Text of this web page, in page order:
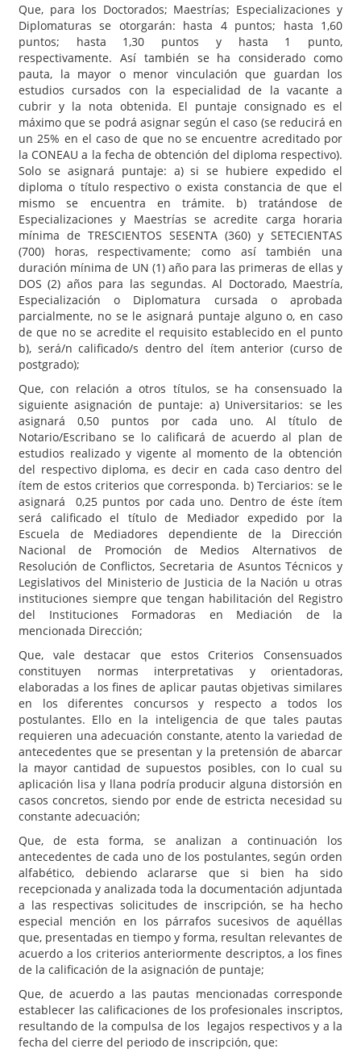
Que, para los Doctorados; Maestrías; Especializaciones y
Diplomaturas se otorgarán: hasta 4 puntos; hasta 1,60
puntos; hasta 1,30 puntos y hasta 1 punto,
respectivamente. Así también se ha considerado como
pauta, la mayor o menor vinculación que guardan los
estudios cursados con la especialidad de la vacante a
cubrir y la nota obtenida. El puntaje consignado es el
máximo que se podrá asignar según el caso (se reducirá en
un 25% en el caso de que no se encuentre acreditado por
la CONEAU a la fecha de obtención del diploma respectivo).
Solo se asignará puntaje: a) si se hubiere expedido el
diploma o título respectivo o exista constancia de que el
mismo se encuentra en trámite. b) tratándose de
Especializaciones y Maestrías se acredite carga horaria
mínima de TRESCIENTOS SESENTA (360) y SETECIENTAS
(700) horas, respectivamente; como así también una
duración mínima de UN (1) año para las primeras de ellas y
DOS (2) años para las segundas. Al Doctorado, Maestría,
Especialización o Diplomatura cursada o aprobada
parcialmente, no se le asignará puntaje alguno o, en caso
de que no se acredite el requisito establecido en el punto
b), será/n calificado/s dentro del ítem anterior (curso de
postgrado);
Que, con relación a otros títulos, se ha consensuado la
siguiente asignación de puntaje: a) Universitarios: se les
asignará 0,50 puntos por cada uno. Al título de
Notario/Escribano se lo calificará de acuerdo al plan de
estudios realizado y vigente al momento de la obtención
del respectivo diploma, es decir en cada caso dentro del
ítem de estos criterios que corresponda. b) Terciarios: se le
asignará 0,25 puntos por cada uno. Dentro de éste ítem
será calificado el título de Mediador expedido por la
Escuela de Mediadores dependiente de la Dirección
Nacional de Promoción de Medios Alternativos de
Resolución de Conflictos, Secretaria de Asuntos Técnicos y
Legislativos del Ministerio de Justicia de la Nación u otras
instituciones siempre que tengan habilitación del Registro
del Instituciones Formadoras en Mediación de la
mencionada Dirección;
Que, vale destacar que estos Criterios Consensuados
constituyen normas interpretativas y orientadoras,
elaboradas a los fines de aplicar pautas objetivas similares
en los diferentes concursos y respecto a todos los
postulantes. Ello en la inteligencia de que tales pautas
requieren una adecuación constante, atento la variedad de
antecedentes que se presentan y la pretensión de abarcar
la mayor cantidad de supuestos posibles, con lo cual su
aplicación lisa y llana podría producir alguna distorsión en
casos concretos, siendo por ende de estricta necesidad su
constante adecuación;
Que, de esta forma, se analizan a continuación los
antecedentes de cada uno de los postulantes, según orden
alfabético, debiendo aclararse que si bien ha sido
recepcionada y analizada toda la documentación adjuntada
a las respectivas solicitudes de inscripción, se ha hecho
especial mención en los párrafos sucesivos de aquéllas
que, presentadas en tiempo y forma, resultan relevantes de
acuerdo a los criterios anteriormente descriptos, a los fines
de la calificación de la asignación de puntaje;
Que, de acuerdo a las pautas mencionadas corresponde
establecer las calificaciones de los profesionales inscriptos,
resultando de la compulsa de los legajos respectivos y a la
fecha del cierre del periodo de inscripción, que: